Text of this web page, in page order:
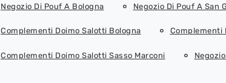
Negozio Di Pouf A Bologna Negozio Di Pouf A San
Complementi Doimo Salotti Bologna Complementi
Complementi Doimo Salotti Sasso Marconi